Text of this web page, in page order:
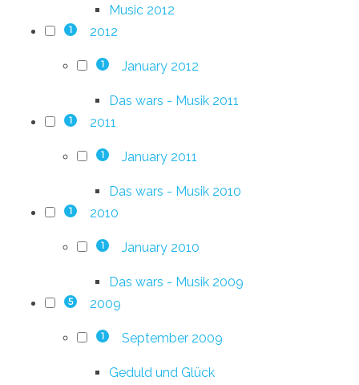
Music 2012
1 2012
1 January 2012
Das wars - Musik 2011
1 2011
1 January 2011
Das wars - Musik 2010
1 2010
1 January 2010
Das wars - Musik 2009
5 2009
1 September 2009
Geduld und Glück